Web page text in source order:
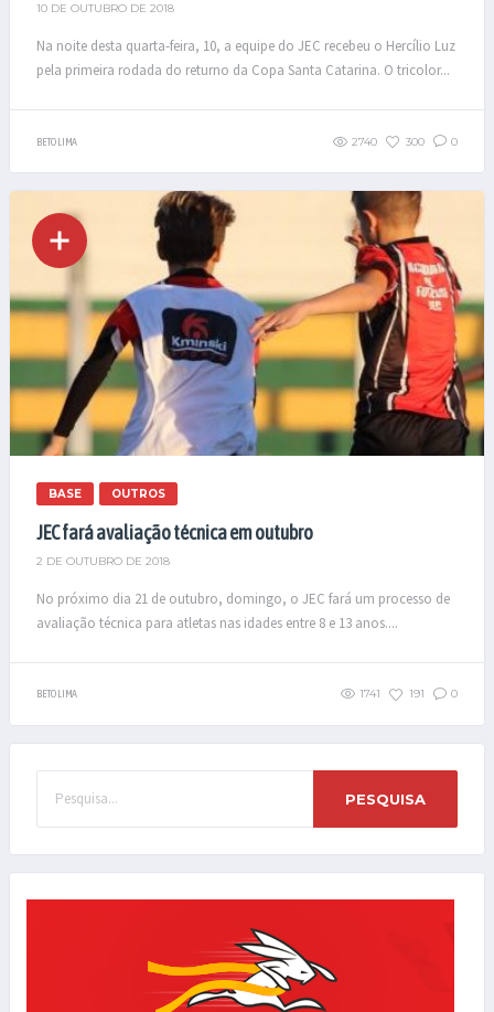
10 DE OUTUBRO DE 2018
Na noite desta quarta-feira, 10, a equipe do JEC recebeu o Hercílio Luz
pela primeira rodada do returno da Copa Santa Catarina. O tricolor...
BETO LIMA 2740 300 0
BASE OUTROS
JEC fará avaliação técnica em outubro
2 DE OUTUBRO DE 2018
No próximo dia 21 de outubro, domingo, o JEC fará um processo de
avaliação técnica para atletas nas idades entre 8 e 13 anos....
BETO LIMA 1741 191 0
PESQUISA